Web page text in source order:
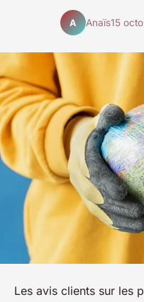
A Anaïs15
Les avis clients sur les